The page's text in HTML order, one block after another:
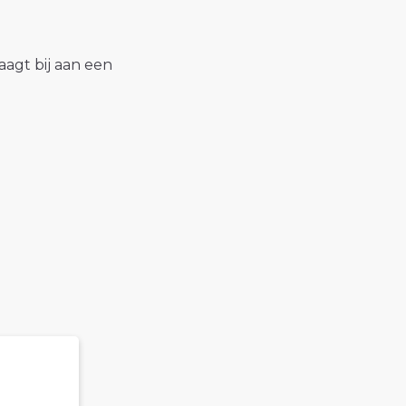
bij aan een